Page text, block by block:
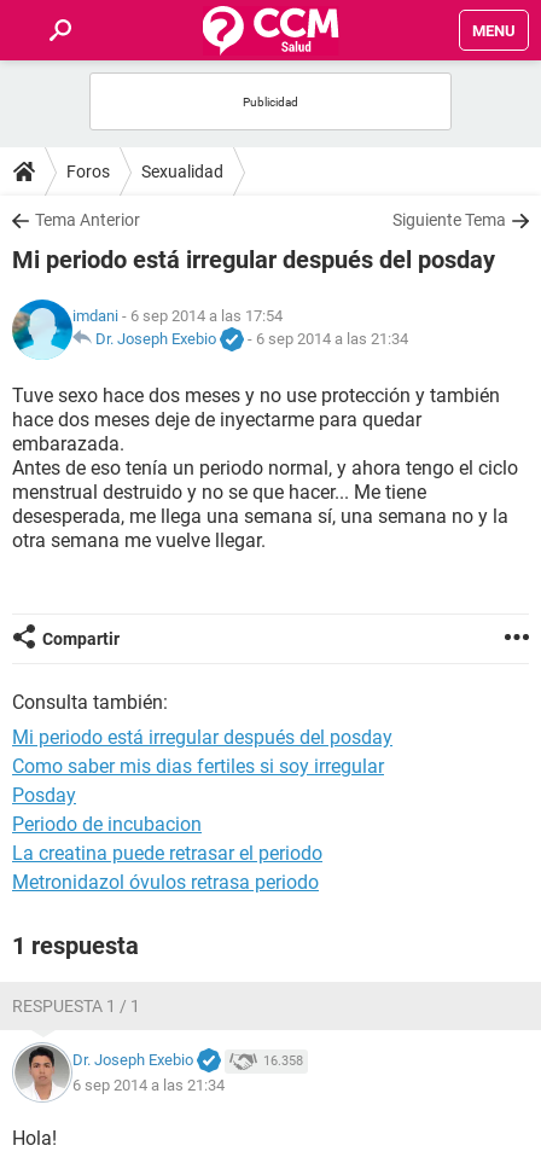
MENU
FOROS
SALUD
FAMILIA
NUTRICIÓN
BIENESTAR
SEXUALIDAD
GLOSARIO
Foros Sexualidad
Tema Anterior Siguiente Tema
Mi periodo está irregular después del posday
imdani - 6 sep 2014 a las 17:54
Dr. Joseph Exebio
- 6 sep 2014 a las 21:34
Tuve sexo hace dos meses y no use protección y también
hace dos meses deje de inyectarme para quedar
embarazada.
Antes de eso tenía un periodo normal, y ahora tengo el ciclo
menstrual destruido y no se que hacer... Me tiene
desesperada, me llega una semana sí, una semana no y la
otra semana me vuelve llegar.
Compartir
Consulta también:
Mi periodo está irregular después del posday
Como saber mis dias fertiles si soy irregular
Posday
Periodo de incubacion
La creatina puede retrasar el periodo
Metronidazol óvulos retrasa periodo
1 respuesta
RESPUESTA 1 / 1
Dr. Joseph Exebio 16.358
6 sep 2014 a las 21:34
Hola!